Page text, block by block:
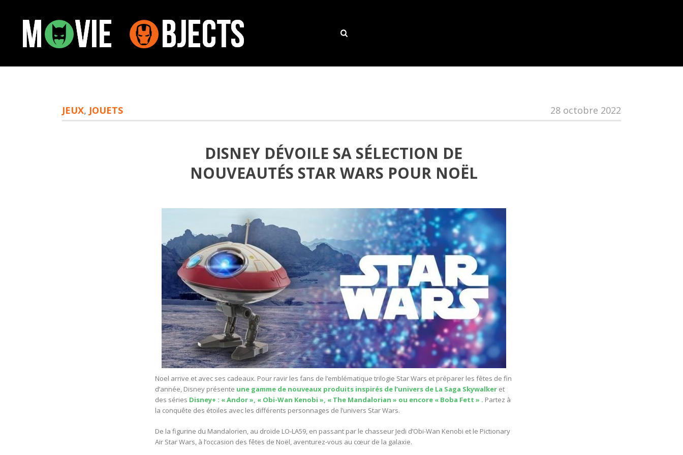
JEUX, JOUETS 28 octobre 2022
DISNEY DÉVOILE SA SÉLECTION DE
NOUVEAUTÉS STAR WARS POUR NOËL
Noel arrive et avec ses cadeaux. Pour ravir les fans de l’emblématique trilogie Star Wars et préparer les fêtes de fin
d’année, Disney présente une gamme de nouveaux produits inspirés de l’univers de La Saga Skywalker et
des séries Disney+ : « Andor », « Obi-Wan Kenobi », « The Mandalorian » ou encore « Boba Fett » . Partez à
la conquête des étoiles avec les différents personnages de l’univers Star Wars.
De la figurine du Mandalorien, au droïde LO-LA59, en passant par le chasseur Jedi d’Obi-Wan Kenobi et le Pictionary
Air Star Wars, à l’occasion des fêtes de Noël, aventurez-vous au cœur de la galaxie.